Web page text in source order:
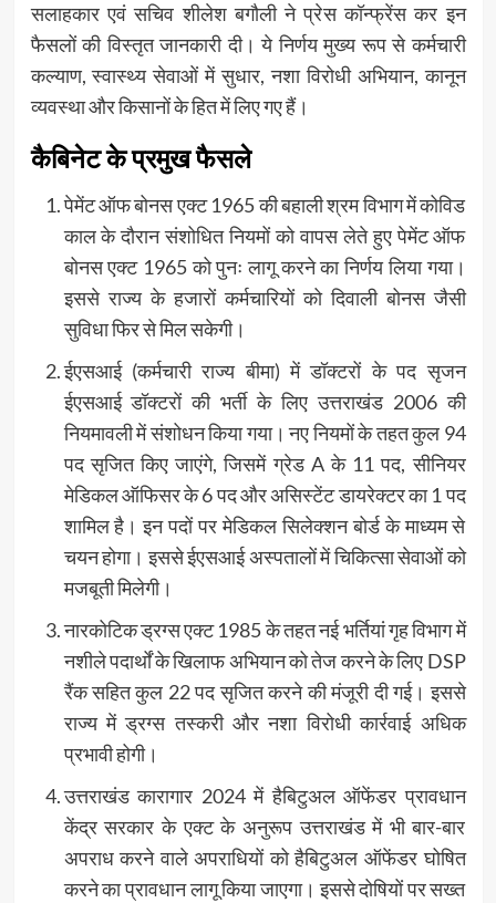
सलाहकार एवं सचिव शीलेश बगौली ने प्रेस कॉन्फ्रेंस कर इन
फैसलों की विस्तृत जानकारी दी। ये निर्णय मुख्य रूप से कर्मचारी
कल्याण, स्वास्थ्य सेवाओं में सुधार, नशा विरोधी अभियान, कानून
व्यवस्था और किसानों के हित में लिए गए हैं।
कैबिनेट के प्रमुख फैसले
पेमेंट ऑफ बोनस एक्ट 1965 की बहाली श्रम विभाग में कोविड
काल के दौरान संशोधित नियमों को वापस लेते हुए पेमेंट ऑफ
बोनस एक्ट 1965 को पुनः लागू करने का निर्णय लिया गया।
इससे राज्य के हजारों कर्मचारियों को दिवाली बोनस जैसी
सुविधा फिर से मिल सकेगी।
ईएसआई (कर्मचारी राज्य बीमा) में डॉक्टरों के पद सृजन
ईएसआई डॉक्टरों की भर्ती के लिए उत्तराखंड 2006 की
नियमावली में संशोधन किया गया। नए नियमों के तहत कुल 94
पद सृजित किए जाएंगे, जिसमें ग्रेड A के 11 पद, सीनियर
मेडिकल ऑफिसर के 6 पद और असिस्टेंट डायरेक्टर का 1 पद
शामिल है। इन पदों पर मेडिकल सिलेक्शन बोर्ड के माध्यम से
चयन होगा। इससे ईएसआई अस्पतालों में चिकित्सा सेवाओं को
मजबूती मिलेगी।
नारकोटिक ड्रग्स एक्ट 1985 के तहत नई भर्तियां गृह विभाग में
नशीले पदार्थों के खिलाफ अभियान को तेज करने के लिए DSP
रैंक सहित कुल 22 पद सृजित करने की मंजूरी दी गई। इससे
राज्य में ड्रग्स तस्करी और नशा विरोधी कार्रवाई अधिक
प्रभावी होगी।
उत्तराखंड कारागार 2024 में हैबिटुअल ऑफेंडर प्रावधान
केंद्र सरकार के एक्ट के अनुरूप उत्तराखंड में भी बार-बार
अपराध करने वाले अपराधियों को हैबिटुअल ऑफेंडर घोषित
करने का प्रावधान लागू किया जाएगा। इससे दोषियों पर सख्त